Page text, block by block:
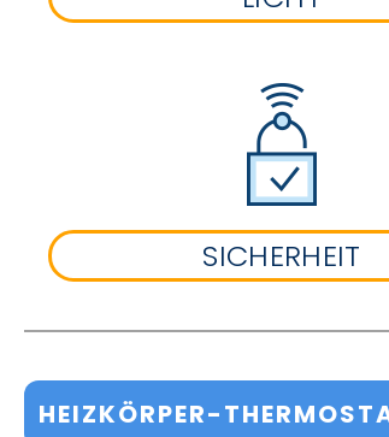
SICHERHEIT
HEIZKÖRPER-